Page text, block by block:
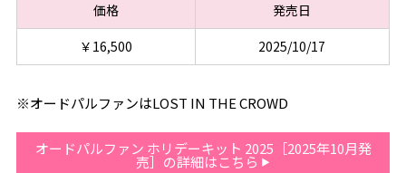
価格
発売日
￥16,500
2025/10/17
※オードパルファンはLOST IN THE CROWD
オードパルファン ホリデーキット 2025［2025年10月発
売］の詳細はこちら